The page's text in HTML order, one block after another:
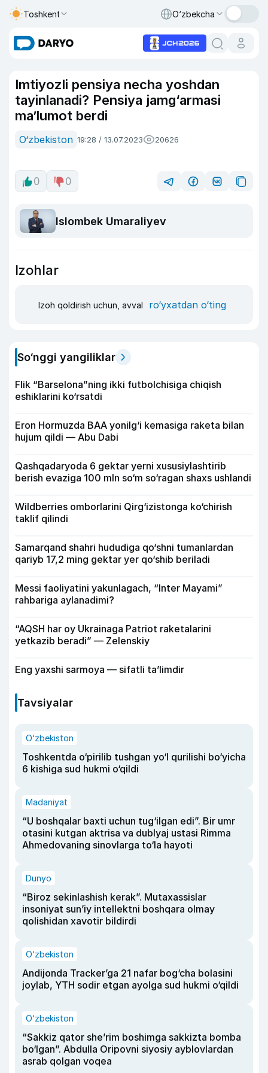
Toshkent O‘zbekcha
Imtiyozli pensiya necha yoshdan
tayinlanadi? Pensiya jamg‘armasi
maʼlumot berdi
O‘zbekiston 19:28 / 13.07.2023 20626
0 0
Islombek Umaraliyev
Izohlar
Izoh qoldirish uchun, avval ro‘yxatdan o‘ting
So‘nggi yangiliklar
Flik “Barselona”ning ikki futbolchisiga chiqish
eshiklarini ko‘rsatdi
Eron Hormuzda BAA yonilg‘i kemasiga raketa bilan
hujum qildi — Abu Dabi
Qashqadaryoda 6 gektar yerni xususiylashtirib
berish evaziga 100 mln so‘m so‘ragan shaxs ushlandi
Wildberries omborlarini Qirg‘izistonga ko‘chirish
taklif qilindi
Samarqand shahri hududiga qo‘shni tumanlardan
qariyb 17,2 ming gektar yer qo‘shib beriladi
Messi faoliyatini yakunlagach, “Inter Mayami”
rahbariga aylanadimi?
“AQSH har oy Ukrainaga Patriot raketalarini
yetkazib beradi” — Zelenskiy
Eng yaxshi sarmoya — sifatli ta’limdir
Tavsiyalar
O‘zbekiston
Toshkentda o‘pirilib tushgan yo‘l qurilishi bo‘yicha
6 kishiga sud hukmi o‘qildi
Madaniyat
“U boshqalar baxti uchun tug‘ilgan edi”. Bir umr
otasini kutgan aktrisa va dublyaj ustasi Rimma
Ahmedovaning sinovlarga to‘la hayoti
Dunyo
“Biroz sekinlashish kerak”. Mutaxassislar
insoniyat sun’iy intellektni boshqara olmay
qolishidan xavotir bildirdi
O‘zbekiston
Andijonda Tracker’ga 21 nafar bog‘cha bolasini
joylab, YTH sodir etgan ayolga sud hukmi o‘qildi
O‘zbekiston
“Sakkiz qator she’rim boshimga sakkizta bomba
bo‘lgan”. Abdulla Oripovni siyosiy ayblovlardan
asrab qolgan voqea